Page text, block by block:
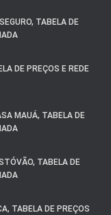
TABELA DE
DE PREÇOS E REDE
MAUÁ, TABELA DE
TABELA DE
TABELA DE PREÇOS